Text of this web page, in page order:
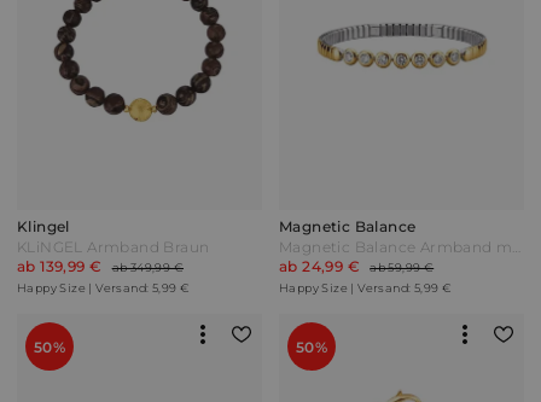
Klingel
KLiNGEL Armband Braun
ab 139,99 €
ab 349,99 €
Happy Size | Versand: 5,99 €
Magnetic Balance
Magnetic Balance Armband mit 2 Magneten Gelbgoldfarben
ab 24,99 €
ab 59,99 €
Happy Size | Versand: 5,99 €
50% 50%